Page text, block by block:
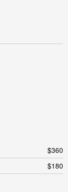
$360
$180